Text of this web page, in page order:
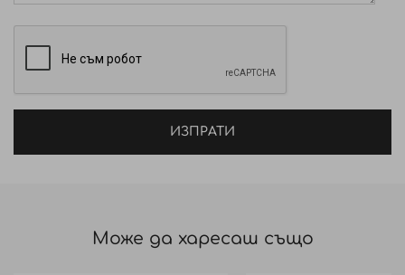
ИЗПРАТИ
Може да харесаш също